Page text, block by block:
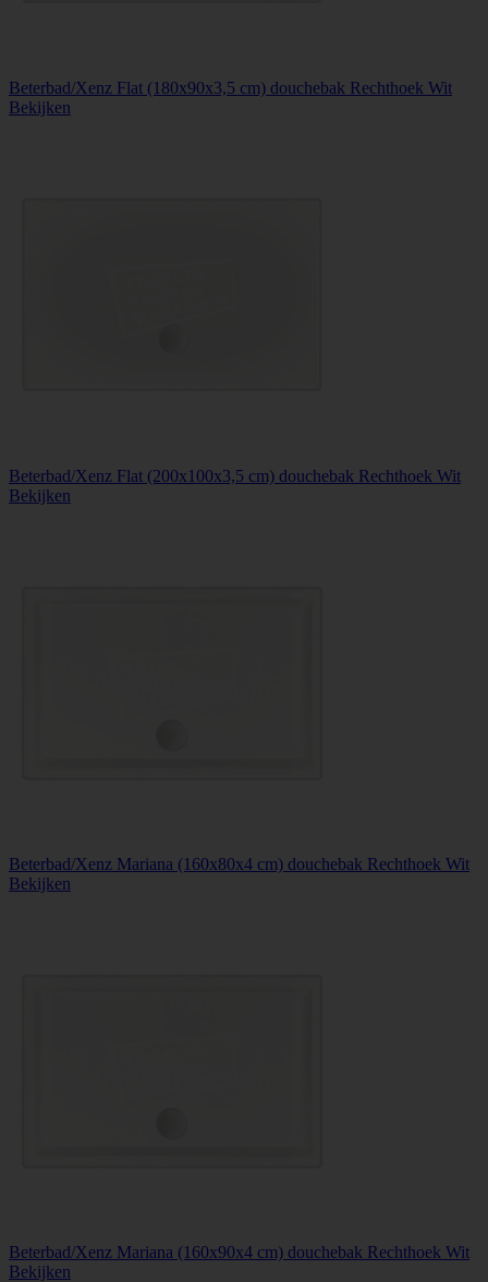
Beterbad/Xenz Flat (180x90x3,5 cm) douchebak Rechthoek Wit
Bekijken
Beterbad/Xenz Flat (200x100x3,5 cm) douchebak Rechthoek Wit
Bekijken
Beterbad/Xenz Mariana (160x80x4 cm) douchebak Rechthoek Wit
Bekijken
Beterbad/Xenz Mariana (160x90x4 cm) douchebak Rechthoek Wit
Bekijken